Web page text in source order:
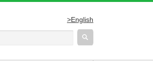
>English